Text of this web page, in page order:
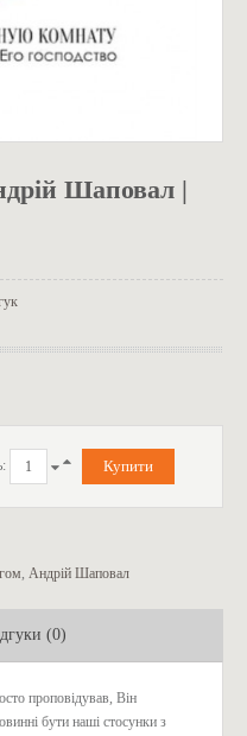
Шаповал |
, Андрій Шаповал
(0)
проповідував, Він
бути наші стосунки з